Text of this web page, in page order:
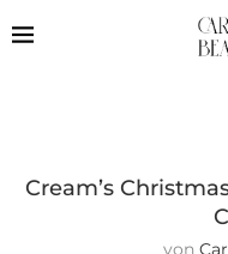
Cream’s
von